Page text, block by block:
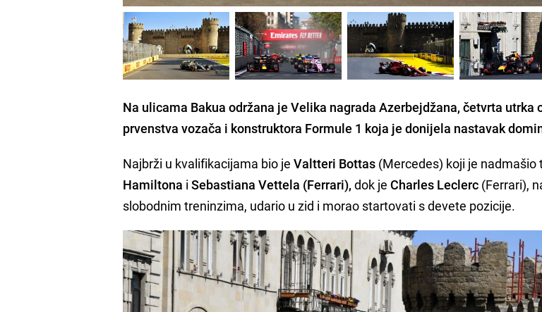
Na ulicama Bakua održana jeVelika nagrada Azerbejdžana, četvrta utrka
prvenstva vozača i konstruktora Formule 1 koja je donijela nastavak
Najbrži u kvalifikacijama bio je Valtteri Bottas (Mercedes) koji je nadmašio
Hamiltona iSebastiana Vettela (Ferrari), dok jeCharles Leclerc (Ferrari),
slobodnim treninzima, udario u zid i morao startovati s devete pozicije.